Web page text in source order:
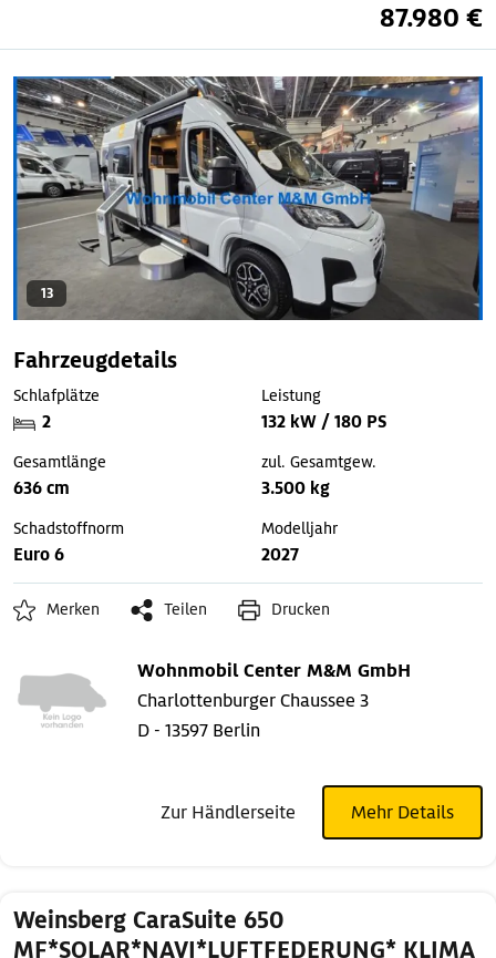
87.980 €
13
Fahrzeugdetails
Schlafplätze
2
Leistung
132 kW / 180 PS
Gesamtlänge
636 cm
zul. Gesamtgew.
3.500 kg
Schadstoffnorm
Euro 6
Modelljahr
2027
Merken Teilen Drucken
Wohnmobil Center M&M GmbH
Charlottenburger Chaussee 3
D - 13597 Berlin
Zur Händlerseite Mehr Details
Weinsberg CaraSuite 650
MF*SOLAR*NAVI*LUFTFEDERUNG* KLIMA